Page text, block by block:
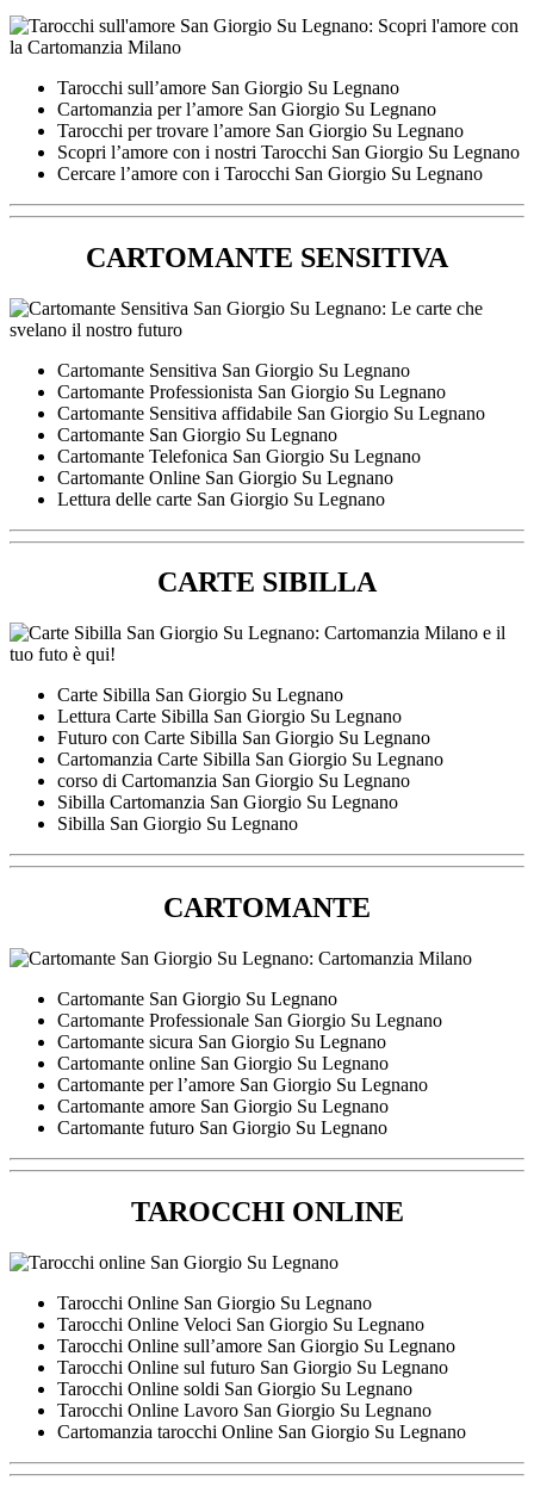
Tarocchi sull’amore San Giorgio Su Legnano
Cartomanzia per l’amore San Giorgio Su Legnano
Tarocchi per trovare l’amore San Giorgio Su Legnano
Scopri l’amore con i nostri Tarocchi San Giorgio Su Legnano
Cercare l’amore con i Tarocchi San Giorgio Su Legnano
CARTOMANTE SENSITIVA
Cartomante Sensitiva San Giorgio Su Legnano
Cartomante Professionista San Giorgio Su Legnano
Cartomante Sensitiva affidabile San Giorgio Su Legnano
Cartomante San Giorgio Su Legnano
Cartomante Telefonica San Giorgio Su Legnano
Cartomante Online San Giorgio Su Legnano
Lettura delle carte San Giorgio Su Legnano
CARTE SIBILLA
Carte Sibilla San Giorgio Su Legnano
Lettura Carte Sibilla San Giorgio Su Legnano
Futuro con Carte Sibilla San Giorgio Su Legnano
Cartomanzia Carte Sibilla San Giorgio Su Legnano
corso di Cartomanzia San Giorgio Su Legnano
Sibilla Cartomanzia San Giorgio Su Legnano
Sibilla San Giorgio Su Legnano
CARTOMANTE
Cartomante San Giorgio Su Legnano
Cartomante Professionale San Giorgio Su Legnano
Cartomante sicura San Giorgio Su Legnano
Cartomante online San Giorgio Su Legnano
Cartomante per l’amore San Giorgio Su Legnano
Cartomante amore San Giorgio Su Legnano
Cartomante futuro San Giorgio Su Legnano
TAROCCHI ONLINE
Tarocchi Online San Giorgio Su Legnano
Tarocchi Online Veloci San Giorgio Su Legnano
Tarocchi Online sull’amore San Giorgio Su Legnano
Tarocchi Online sul futuro San Giorgio Su Legnano
Tarocchi Online soldi San Giorgio Su Legnano
Tarocchi Online Lavoro San Giorgio Su Legnano
Cartomanzia tarocchi Online San Giorgio Su Legnano